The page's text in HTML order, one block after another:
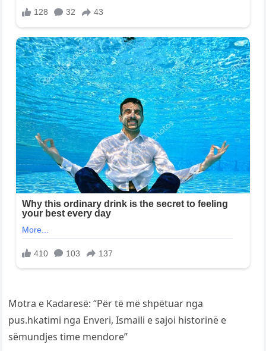
Motra e Kadaresë: “Për të më shpëtuar nga
pus.hkatimi nga Enveri, Ismaili e sajoi historinë e
sëmundjes time mendore”